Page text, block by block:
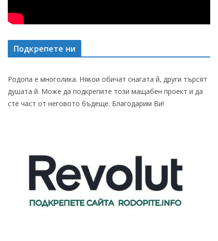
Подкрепете ни
Родопа е многолика. Някои обичат снагата й, други търсят
душата й. Може да подкрепите този мащабен проект и да
сте част от неговото бъдеще. Благодарим Ви!